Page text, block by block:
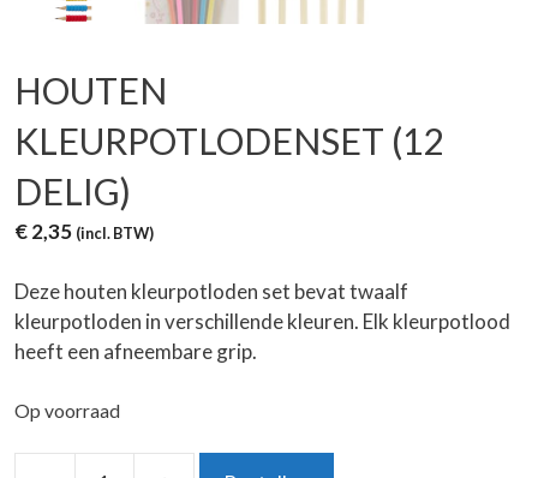
HOUTEN
KLEURPOTLODENSET (12
DELIG)
€2,35 (incl. BTW)
Deze houten kleurpotloden set bevat twaalf
kleurpotloden in verschillende kleuren. Elk kleurpotlood
heeft een afneembare grip.
Op voorraad